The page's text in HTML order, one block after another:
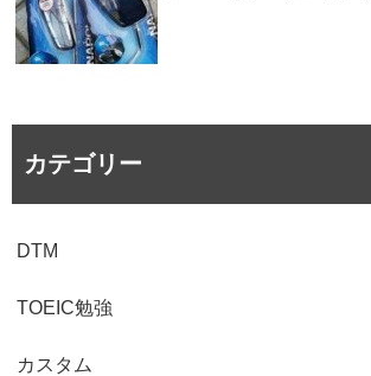
カテゴリー
DTM
TOEIC勉強
カスタム